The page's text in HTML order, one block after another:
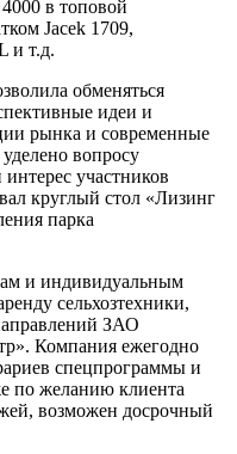
в топовой
Jacek 1709,
и т.д.
обменяться
идеи и
рынка и современные
вопросу
участников
круглый стол «Лизинг
парка
и индивидуальным
сельхозтехники,
ЗАО
Компания ежегодно
спецпрограммы и
по желанию клиента
возможен досрочный